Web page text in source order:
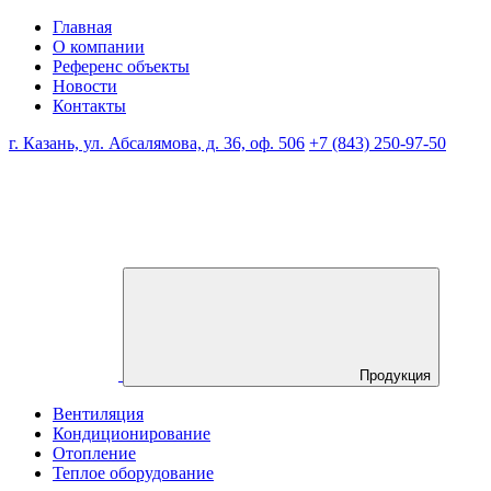
Главная
О компании
Референс объекты
Новости
Контакты
г. Казань, ул. Абсалямова, д. 36, оф. 506 +7 (843) 250-97-50
Продукция
Вентиляция
Кондиционирование
Отопление
Теплое оборудование